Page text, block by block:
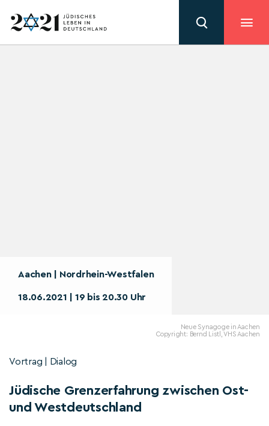
Aachen | Nordrhein-Westfalen
18.06.2021 | 19 bis 20.30 Uhr
Neue Synagoge in Aachen
Copyright: Bernd Listl, VHS Aachen
Vortrag | Dialog
Jüdische Grenzerfahrung zwischen Ost-
und Westdeutschland